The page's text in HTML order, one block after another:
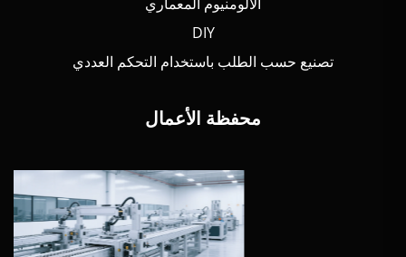
DIY
تصنيع حسب الطلب باستخدام التحكم العددي
محفظة الأعمال